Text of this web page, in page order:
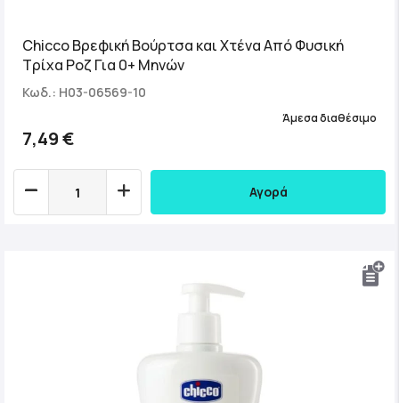
Chicco Βρεφική Βούρτσα και Χτένα Από Φυσική
Τρίχα Ροζ Για 0+ Μηνών
Κωδ.: H03-06569-10
7,49 €
Άμεσα διαθέσιμο
Αγορά